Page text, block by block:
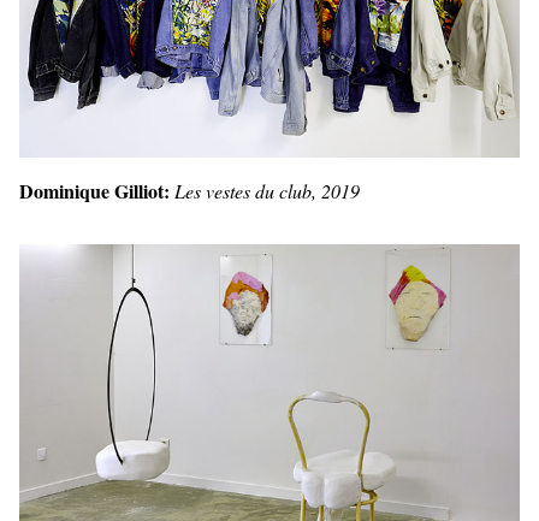
Dominique Gilliot: Les vestes du club, 2019